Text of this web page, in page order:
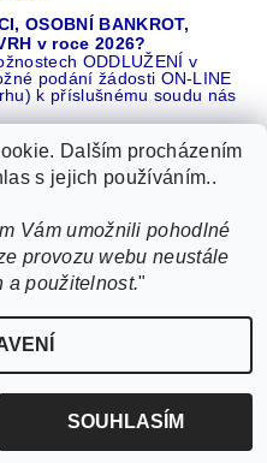
OSOBNÍ BANKROT,
v roce 2026?
ODDLUŽENÍ v
podání žádosti ON-LINE
k příslušnému soudu nás
16 let REFERENCÍ v celé ČR |
SEZNAMU |
nebo EXEKUCÍ ZDE
bankrot ZDARMA od EURA
nastavení cookies
Dalším procházením
s jejich používáním..
Vám umožnili pohodlné
provozu webu neustále
a použitelnost."
SOUHLASÍM